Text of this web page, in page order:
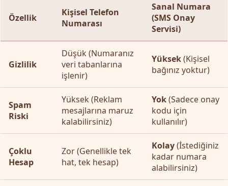
Özellik
Kişisel Telefon
Numarası
Sanal Numara
(SMS Onay
Servisi)
Gizlilik
Düşük (Numaranız
veri tabanlarına
işlenir)
Yüksek(Kişisel
bağınız yoktur)
Spam
Riski
Yüksek (Reklam
mesajlarına maruz
kalabilirsiniz)
Yok(Sadece onay
kodu için
kullanılır)
Çoklu
Hesap
Zor (Genellikle tek
hat, tek hesap)
Kolay(İstediğiniz
kadar numara
alabilirsiniz)